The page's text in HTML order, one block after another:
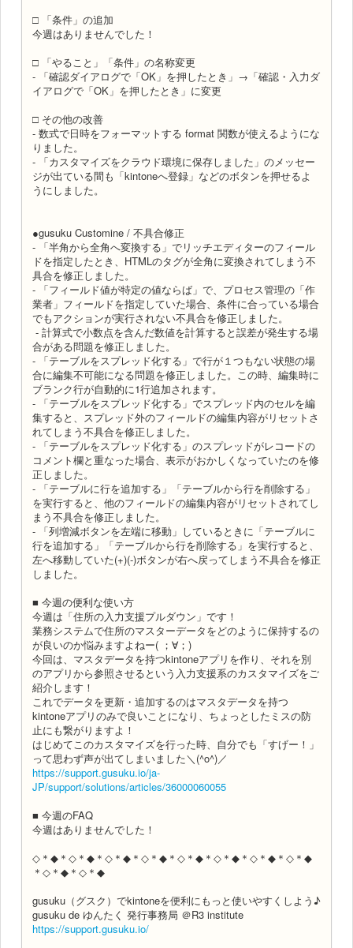
□ 「条件」の追加
今週はありませんでした！
□ 「やること」「条件」の名称変更
- 「確認ダイアログで「OK」を押したとき」→「確認・入力ダ
イアログで「OK」を押したとき」に変更
□ その他の改善
- 数式で日時をフォーマットする format 関数が使えるようにな
りました。
- 「カスタマイズをクラウド環境に保存しました」のメッセー
ジが出ている間も「kintoneへ登録」などのボタンを押せるよ
うにしました。
●gusuku Customine / 不具合修正
- 「半角から全角へ変換する」でリッチエディターのフィール
ドを指定したとき、HTMLのタグが全角に変換されてしまう不
具合を修正しました。
- 「フィールド値が特定の値ならば」で、プロセス管理の「作
業者」フィールドを指定していた場合、条件に合っている場合
でもアクションが実行されない不具合を修正しました。
- 計算式で小数点を含んだ数値を計算すると誤差が発生する場
合がある問題を修正しました。
- 「テーブルをスプレッド化する」で行が１つもない状態の場
合に編集不可能になる問題を修正しました。この時、編集時に
ブランク行が自動的に1行追加されます。
- 「テーブルをスプレッド化する」でスプレッド内のセルを編
集すると、スプレッド外のフィールドの編集内容がリセットさ
れてしまう不具合を修正しました。
- 「テーブルをスプレッド化する」のスプレッドがレコードの
コメント欄と重なった場合、表示がおかしくなっていたのを修
正しました。
- 「テーブルに行を追加する」「テーブルから行を削除する」
を実行すると、他のフィールドの編集内容がリセットされてし
まう不具合を修正しました。
- 「列増減ボタンを左端に移動」しているときに「テーブルに
行を追加する」「テーブルから行を削除する」を実行すると、
左へ移動していた(+)(-)ボタンが右へ戻ってしまう不具合を修正
しました。
■ 今週の便利な使い方
今週は「住所の入力支援プルダウン」です！
業務システムで住所のマスターデータをどのように保持するの
が良いのか悩みますよねー( ；∀；)
今回は、マスタデータを持つkintoneアプリを作り、それを別
のアプリから参照させるという入力支援系のカスタマイズをご
紹介します！
これでデータを更新・追加するのはマスタデータを持つ
kintoneアプリのみで良いことになり、ちょっとしたミスの防
止にも繋がりますよ！
はじめてこのカスタマイズを行った時、自分でも「すげー！」
って思わず声が出てしまいました＼(^o^)／
https://support.gusuku.io/ja-
JP/support/solutions/articles/36000060055
■ 今週のFAQ
今週はありませんでした！
◇＊◆＊◇＊◆＊◇＊◆＊◇＊◆＊◇＊◆＊◇＊◆＊◇＊◆＊◇＊◆
＊◇＊◆＊◇＊◆
gusuku（グスク）でkintoneを便利にもっと使いやすくしよう♪
gusuku de ゆんたく 発行事務局 ＠R3 institute
https://support.gusuku.io/